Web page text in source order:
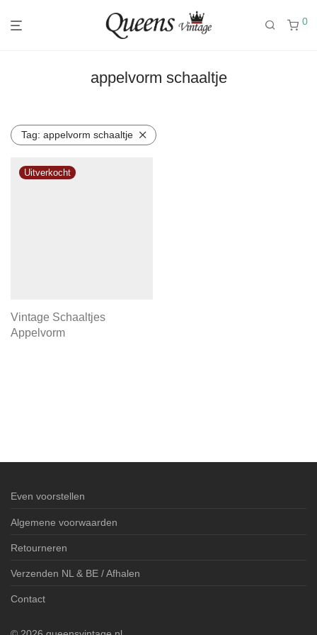
0
appelvorm schaaltje
Tag: appelvorm schaaltje
Vintage Schaaltjes
Appelvorm
Even voorstellen
Algemene voorwaarden
Retourneren
Verzenden NL & BE / Afhalen
Contact